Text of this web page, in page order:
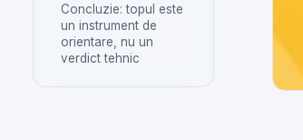
Concluzie: topul este
un instrument de
orientare, nu un
verdict tehnic